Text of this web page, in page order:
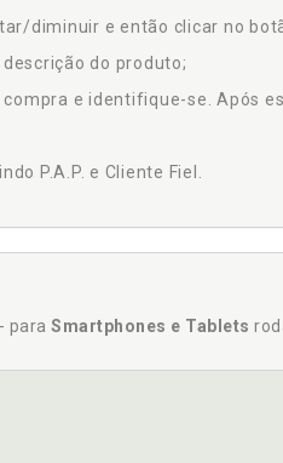
diminuir e então clicar no
do produto;
e identifique-se. Após
P.A.P. e Cliente Fiel.
para Smartphones e Tablets